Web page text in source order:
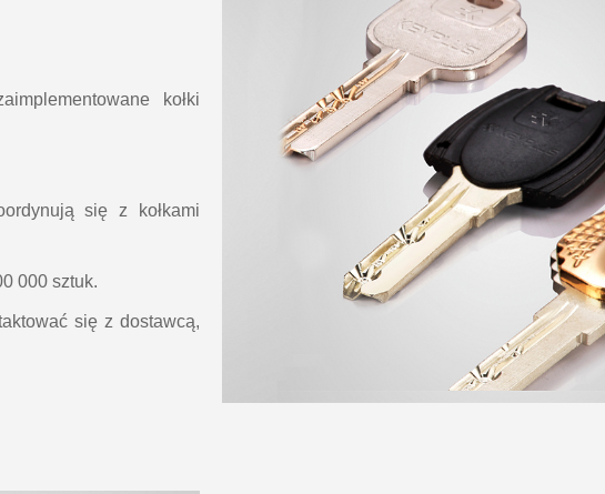
kołki
się z kołkami
000 sztuk.
się z dostawcą,